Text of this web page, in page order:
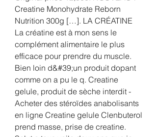
Creatine Monohydrate Reborn
Nutrition 300g […]. LA CRÉATINE
La créatine est à mon sens le
complément alimentaire le plus
efficace pour prendre du muscle.
Bien loin d&#39;un produit dopant
comme on a pu le q. Creatine
gelule, produit de sèche interdit -
Acheter des stéroïdes anabolisants
en ligne Creatine gelule Clenbuterol
prend masse, prise de creatine.